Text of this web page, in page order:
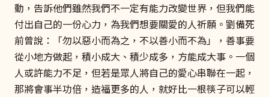
動，告訴他們雖然我們不一定有能力改變世界，但我們能
付出自己的一份心力，為我們想要關愛的人祈願。劉備死
前曾說：「勿以惡小而為之，不以善小而不為」，善事要
從小地方做起，積小成大、積少成多，方能成大事。一個
人或許能力不足，但若是眾人將自己的愛心串聯在一起，
那將會事半功倍，造福更多的人，就好比一根筷子可以輕